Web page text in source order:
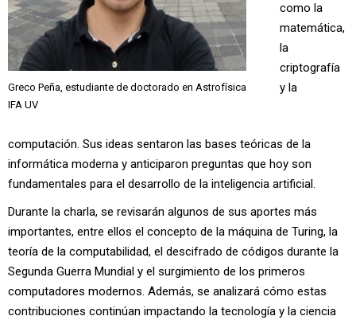
Greco Peña, estudiante de doctorado en Astrofísica
IFA UV
como la
matemática,
la
criptografía
y la
computación. Sus ideas sentaron las bases teóricas de la
informática moderna y anticiparon preguntas que hoy son
fundamentales para el desarrollo de la inteligencia artificial.
Durante la charla, se revisarán algunos de sus aportes más
importantes, entre ellos el concepto de la máquina de Turing, la
teoría de la computabilidad, el descifrado de códigos durante la
Segunda Guerra Mundial y el surgimiento de los primeros
computadores modernos. Además, se analizará cómo estas
contribuciones continúan impactando la tecnología y la ciencia